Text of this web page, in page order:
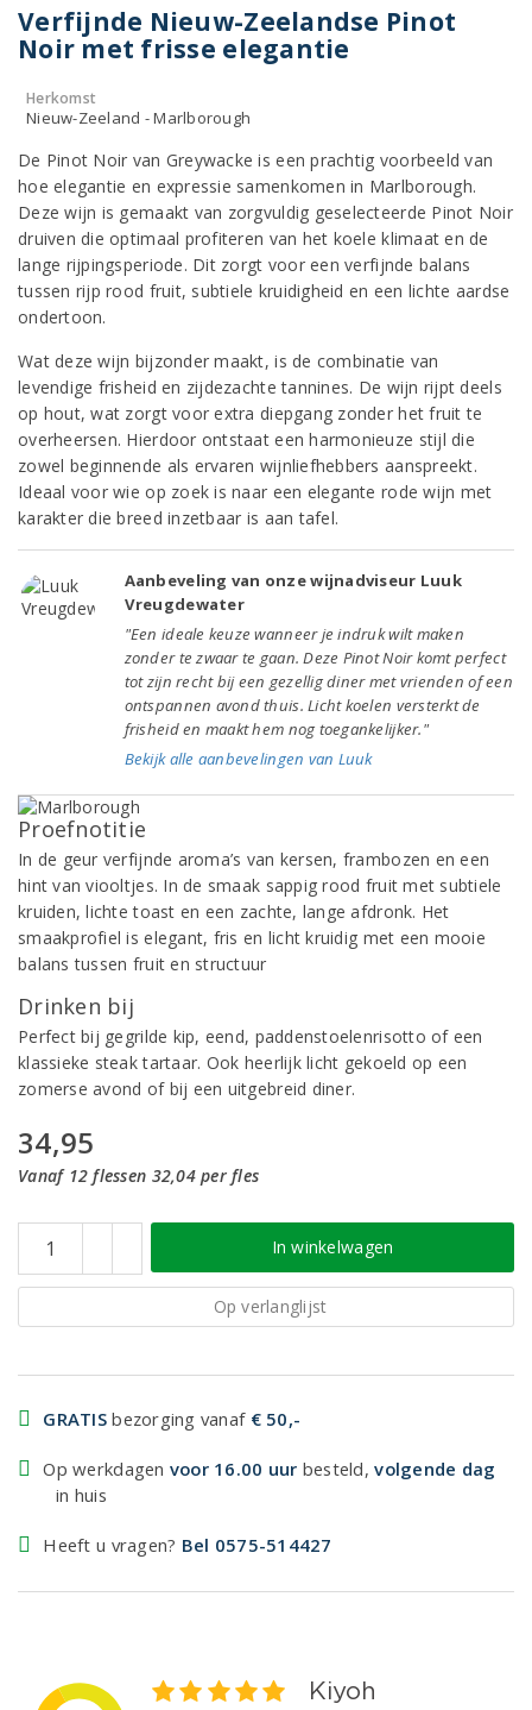
Verfijnde Nieuw-Zeelandse Pinot
Noir met frisse elegantie
Herkomst
Nieuw-Zeeland - Marlborough
De Pinot Noir van Greywacke is een prachtig voorbeeld van
hoe elegantie en expressie samenkomen in Marlborough.
Deze wijn is gemaakt van zorgvuldig geselecteerde Pinot Noir
druiven die optimaal profiteren van het koele klimaat en de
lange rijpingsperiode. Dit zorgt voor een verfijnde balans
tussen rijp rood fruit, subtiele kruidigheid en een lichte aardse
ondertoon.
Wat deze wijn bijzonder maakt, is de combinatie van
levendige frisheid en zijdezachte tannines. De wijn rijpt deels
op hout, wat zorgt voor extra diepgang zonder het fruit te
overheersen. Hierdoor ontstaat een harmonieuze stijl die
zowel beginnende als ervaren wijnliefhebbers aanspreekt.
Ideaal voor wie op zoek is naar een elegante rode wijn met
karakter die breed inzetbaar is aan tafel.
Aanbeveling van onze wijnadviseur Luuk
Vreugdewater
"Een ideale keuze wanneer je indruk wilt maken
zonder te zwaar te gaan. Deze Pinot Noir komt perfect
tot zijn recht bij een gezellig diner met vrienden of een
ontspannen avond thuis. Licht koelen versterkt de
frisheid en maakt hem nog toegankelijker."
Bekijk alle aanbevelingen van Luuk
Proefnotitie
In de geur verfijnde aroma’s van kersen, frambozen en een
hint van viooltjes. In de smaak sappig rood fruit met subtiele
kruiden, lichte toast en een zachte, lange afdronk. Het
smaakprofiel is elegant, fris en licht kruidig met een mooie
balans tussen fruit en structuur
Drinken bij
Perfect bij gegrilde kip, eend, paddenstoelenrisotto of een
klassieke steak tartaar. Ook heerlijk licht gekoeld op een
zomerse avond of bij een uitgebreid diner.
34,95
Vanaf 12 flessen 32,04 per fles
In winkelwagen
Op verlanglijst
GRATIS bezorging vanaf € 50,-
Op werkdagen voor 16.00 uur besteld,volgende dag
in huis
Heeft u vragen? Bel 0575-514427